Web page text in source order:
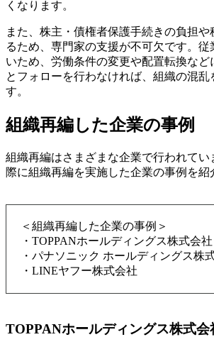
くなります。
また、株主・債権者保護手続きの負担
るため、専門家の支援が不可欠です。従
いため、労働条件の変更や配置転換など
とフォローを行わなければ、組織の混乱
す。
組織再編した企業の事例
組織再編はさまざまな企業で行われてい
際に組織再編を実施した企業の事例を紹
＜組織再編した企業の事例＞
・TOPPANホールディングス株式会社
・パナソニック ホールディングス株
・LINEヤフー株式会社
TOPPANホールディングス株式会